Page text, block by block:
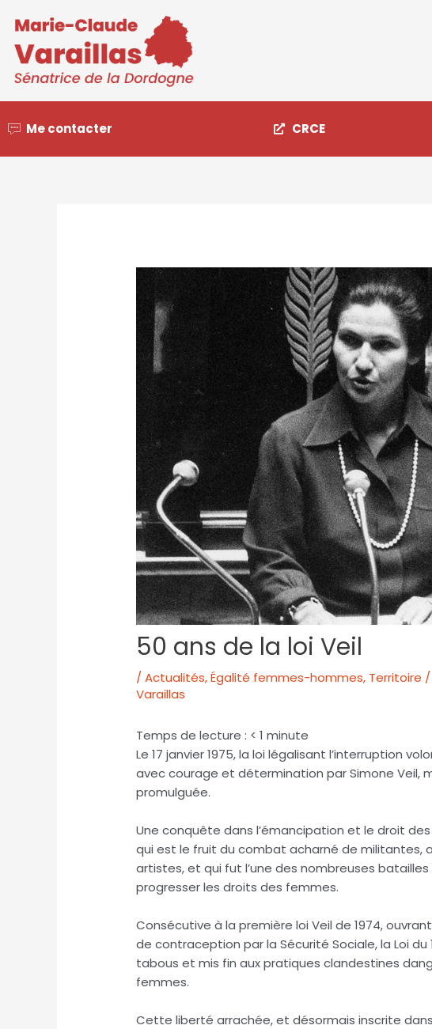
Me contacter CRCE
50 ans de la loi Veil
/Actualités,Égalité femmes-hommes, Territoire
Varaillas
Temps de lecture : < 1 minute
Le 17 janvier 1975, la loi légalisant l’interruption
avec courage et détermination par Simone Veil,
promulguée.
Une conquête dans l’émancipation et le droit
qui est le fruit du combat acharné de militantes,
artistes, et qui fut l’une des nombreuses
progresser les droits des femmes.
Consécutive à la première loi Veil de 1974,
de contraception par la Sécurité Sociale, la Loi du
tabous et mis fin aux pratiques clandestines
femmes.
Cette liberté arrachée, et désormais inscrite